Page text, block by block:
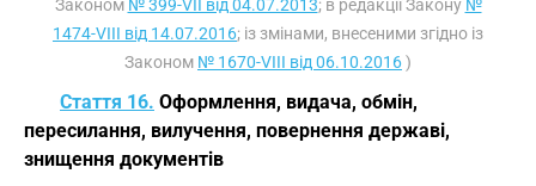
Законом № 399-VII від 04.07.2013; в редакції Закону №
1474-VIII від 14.07.2016; із змінами, внесеними згідно із
Законом № 1670-VIII від 06.10.2016)
Стаття 16. Оформлення, видача, обмін,
пересилання, вилучення, повернення державі,
знищення документів